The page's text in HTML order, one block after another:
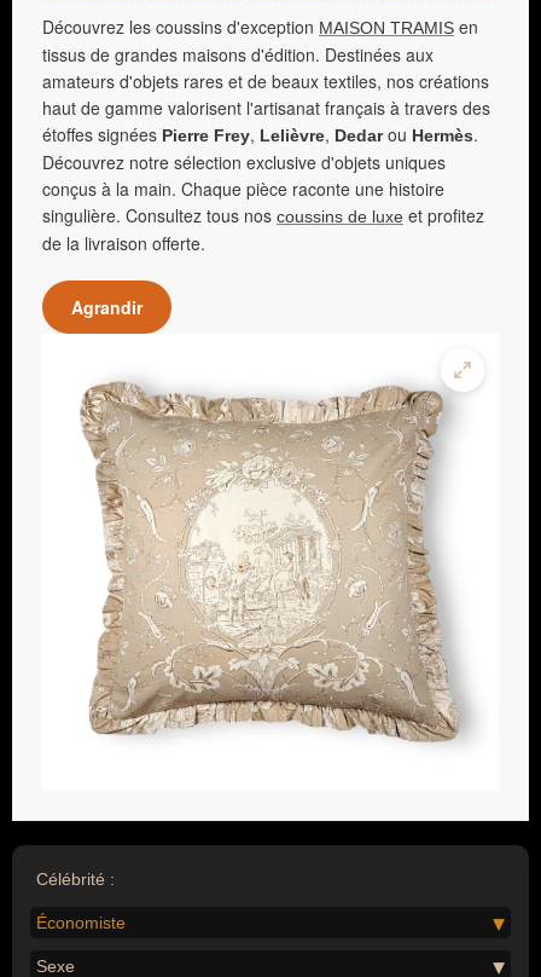
Découvrez les coussins d'exception MAISON TRAMIS en
tissus de grandes maisons d'édition. Destinées aux
amateurs d'objets rares et de beaux textiles, nos créations
haut de gamme valorisent l'artisanat français à travers des
étoffes signées Pierre Frey, Lelièvre, Dedarou Hermès.
Découvrez notre sélection exclusive d'objets uniques
conçus à la main. Chaque pièce raconte une histoire
singulière. Consultez tous nos coussins de luxe et profitez
de la livraison offerte.
Agrandir
Célébrité :
Économiste
Sexe